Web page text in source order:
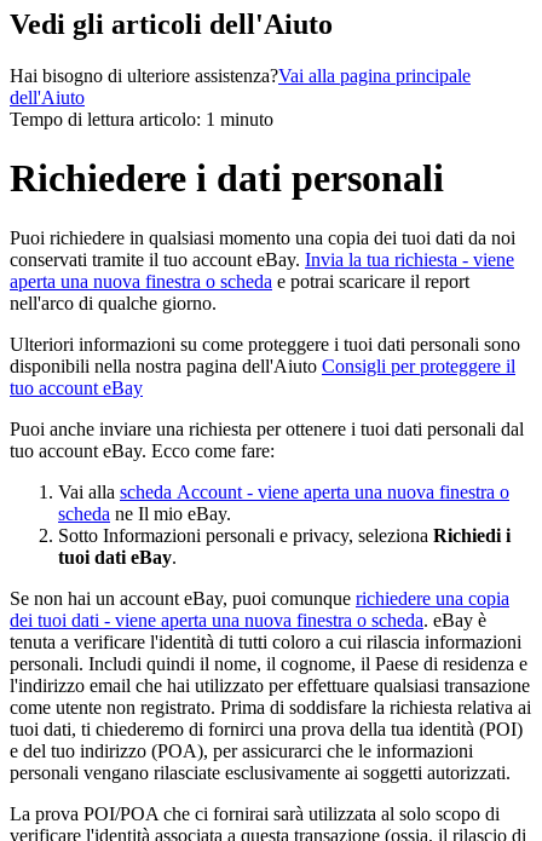
Vedi gli articoli dell'Aiuto
Hai bisogno di ulteriore assistenza?Vai alla pagina principale
dell'Aiuto
Tempo di lettura articolo: 1 minuto
Richiedere i dati personali
Puoi richiedere in qualsiasi momento una copia dei tuoi dati da noi
conservati tramite il tuo account eBay. Invia la tua richiesta - viene
aperta una nuova finestra o scheda e potrai scaricare il report
nell'arco di qualche giorno.
Ulteriori informazioni su come proteggere i tuoi dati personali sono
disponibili nella nostra pagina dell'Aiuto Consigli per proteggere il
tuo account eBay
Puoi anche inviare una richiesta per ottenere i tuoi dati personali dal
tuo account eBay. Ecco come fare:
Vai alla scheda Account - viene aperta una nuova finestra o
scheda ne Il mio eBay.
Sotto Informazioni personali e privacy, seleziona Richiedi i
tuoi dati eBay.
Se non hai un account eBay, puoi comunque richiedere una copia
dei tuoi dati - viene aperta una nuova finestra o scheda. eBay è
tenuta a verificare l'identità di tutti coloro a cui rilascia informazioni
personali. Includi quindi il nome, il cognome, il Paese di residenza e
l'indirizzo email che hai utilizzato per effettuare qualsiasi transazione
come utente non registrato. Prima di soddisfare la richiesta relativa ai
tuoi dati, ti chiederemo di fornirci una prova della tua identità (POI)
e del tuo indirizzo (POA), per assicurarci che le informazioni
personali vengano rilasciate esclusivamente ai soggetti autorizzati.
La prova POI/POA che ci fornirai sarà utilizzata al solo scopo di
verificare l'identità associata a questa transazione (ossia, il rilascio di